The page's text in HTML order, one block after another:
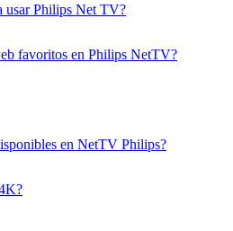
usar Philips Net TV?
favoritos en Philips NetTV?
en NetTV Philips?